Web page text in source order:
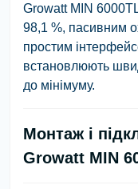
Growatt MIN
98,1 %, пасивним
простим
встановлюють
до мінімуму.
Монтаж і
Growatt MIN